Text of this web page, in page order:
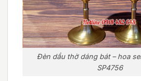
Đèn dầu thờ dáng bát – hoa
SP4756